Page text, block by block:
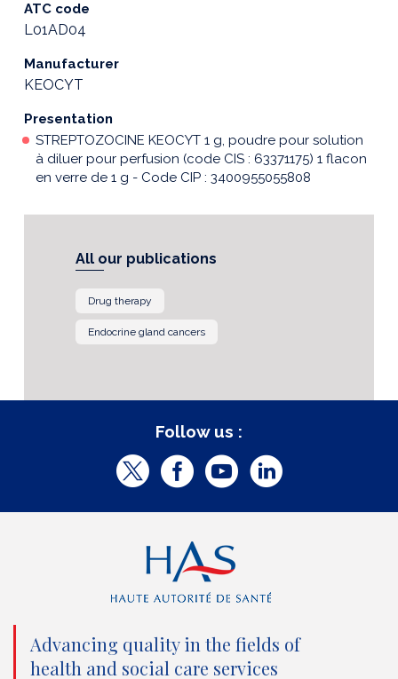
ATC code
L01AD04
Manufacturer
KEOCYT
Presentation
STREPTOZOCINE KEOCYT 1 g, poudre pour solution
à diluer pour perfusion (code CIS : 63371175) 1 flacon
en verre de 1 g - Code CIP : 3400955055808
All our publications
Drug therapy
Endocrine gland cancers
Follow us :
T
t
t
e
r
F
c
e
b
o
o
Y
u
b
e
L
d
Advancing quality in the fields of
health and social care services